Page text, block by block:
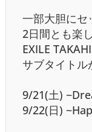
一部大胆にセ
2日間とも楽
EXILE
サブタイトル
9/21(土)
9/22(日)